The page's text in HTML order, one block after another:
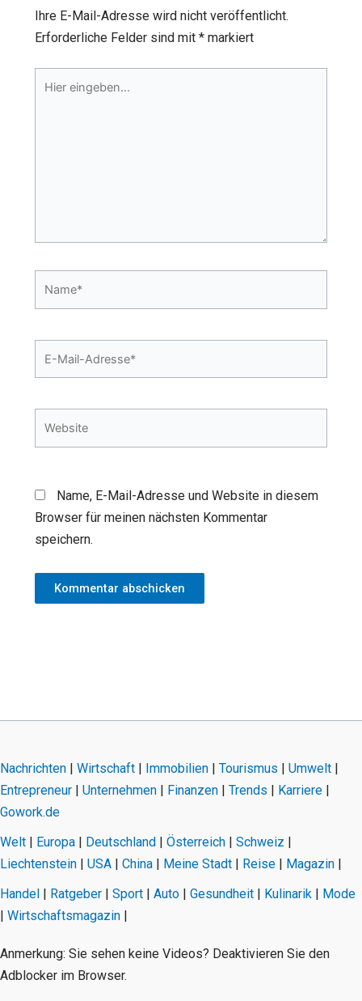
Ihre E-Mail-Adresse wird nicht veröffentlicht.
Erforderliche Felder sind mit *markiert
Name, E-Mail-Adresse und Website in diesem
Browser für meinen nächsten Kommentar
speichern.
Nachrichten Wirtschaft Immobilien Tourismus Umwelt
Entrepreneur
Unternehmen Finanzen Trends Karriere
Gowork.de
Welt
Europa Deutschland Österreich Schweiz
Liechtenstein
USA China Meine Stadt Reise Magazin
Handel
Ratgeber Sport Auto Gesundheit Kulinarik
Mode
Wirtschaftsmagazin
Anmerkung: Sie sehen keine Videos? Deaktivieren Sie den
Adblocker im Browser.